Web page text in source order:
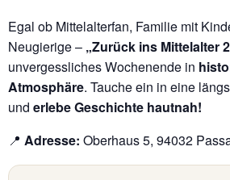
Egal ob Mittelalterfan, Familie mit
Neugierige – „Zurück ins Mittelalter
unvergessliches Wochenende in
Atmosphäre. Tauche ein in eine
und erlebe Geschichte hautnah!
📍 Adresse: Oberhaus 5, 94032